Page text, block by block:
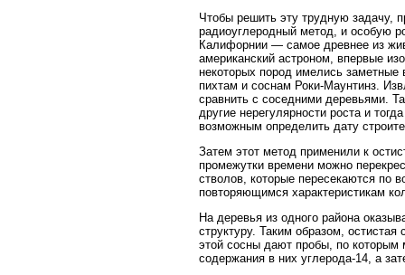
Чтобы решить эту трудную задачу,
радиоуглеродный метод, и особую
Калифорнии — самое древнее из
американский астроном, впервые
некоторых пород имелись
пихтам и соснам Роки-Маунтинз.
сравнить с соседними деревьями.
другие нерегулярности роста и
возможным определить дату
Затем этот метод применили к
промежутки времени можно
стволов, которые пересекаются по
повторяющимся характеристикам
На деревья из одного района
структуру. Таким образом,
этой сосны дают пробы, по которым
содержания в них углерода-14, а